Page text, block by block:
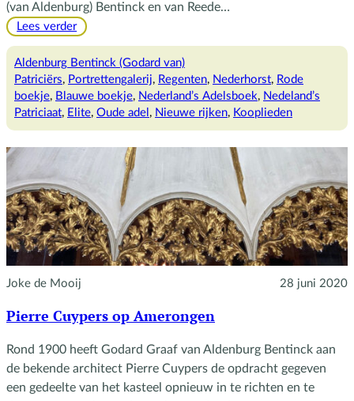
(van Aldenburg) Bentinck en van Reede…
Lees verder:
rode
en
het
blauwe
Aldenburg Bentinck (Godard van)
Patriciërs, Portrettengalerij, Regenten, Nederhorst, Rode
boekje, Blauwe boekje, Nederland’s Adelsboek, Nedeland’s
Patriciaat, Elite, Oude adel , Nieuwe rijken, Kooplieden
Joke de Mooij 28 juni 2020
Pierre Cuypers op Amerongen
Rond 1900 heeft Godard Graaf van Aldenburg Bentinck aan
de bekende architect Pierre Cuypers de opdracht gegeven
een gedeelte van het kasteel opnieuw in te richten en te